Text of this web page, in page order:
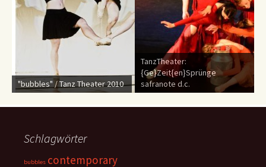
"bubbles" / Tanz Theater 2010
TanzTheater:
{Ge}Zeit{en}Sprünge
safranote d.c.
Schlagwörter
bubbles contemporary